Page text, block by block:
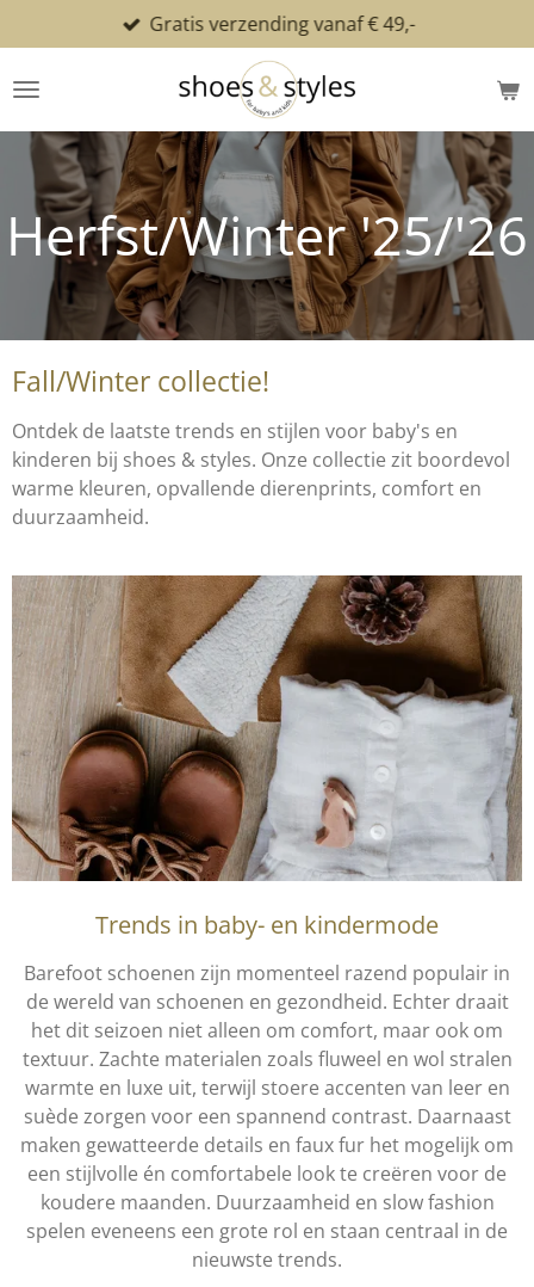
direct
naar
hoofdinhoud
Gratis verzending vanaf € 49,-
Herfst/Winter '25/'26
Fall/Winter collectie!
Ontdek de laatste trends en stijlen voor baby's en
kinderen bij shoes & styles. Onze collectie zit boordevol
warme kleuren, opvallende dierenprints, comfort en
duurzaamheid.
Trends in baby- en kindermode
Barefoot schoenen zijn momenteel razend populair in
de wereld van schoenen en gezondheid. Echter draait
het dit seizoen niet alleen om comfort, maar ook om
textuur. Zachte materialen zoals fluweel en wol stralen
warmte en luxe uit, terwijl stoere accenten van leer en
suède zorgen voor een spannend contrast. Daarnaast
maken gewatteerde details en faux fur het mogelijk om
een stijlvolle én comfortabele look te creëren voor de
koudere maanden. Duurzaamheid en slow fashion
spelen eveneens een grote rol en staan centraal in de
nieuwste trends.